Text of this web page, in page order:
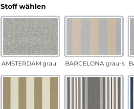
Stoff wählen
AMSTERDAM grau BARCELONA grau-